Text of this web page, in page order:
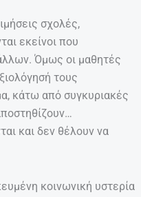
σχολές,
εκείνοι που
Όμως οι μαθητές
τους
κάτω από συγκυριακές
και δεν θέλουν να
κοινωνική υστερία